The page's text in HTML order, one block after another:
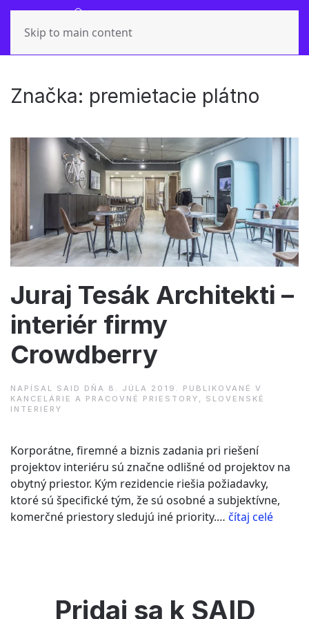
Skip to main content
Značka: premietacie plátno
Juraj Tesák Architekti –
interiér firmy
Crowdberry
NAPÍSAL SAID DŇA 8. JÚLA 2019 . PUBLIKOVANÉ V
KANCELÁRIE A PRACOVNÉ PRIESTORY , SLOVENSKÉ
INTERIÉRY
Korporátne, firemné a biznis zadania pri riešení
projektov interiéru sú značne odlišné od projektov na
obytný priestor. Kým rezidencie riešia požiadavky,
ktoré sú špecifické tým, že sú osobné a subjektívne,
komerčné priestory sledujú iné priority.… čítaj celé“Juraj
Pridaj sa k SAID